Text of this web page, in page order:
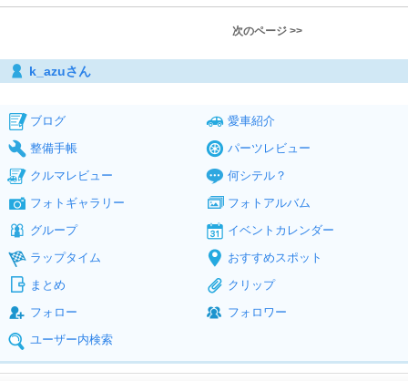
次のページ >>
k_azuさん
ブログ
愛車紹介
整備手帳
パーツレビュー
クルマレビュー
何シテル？
フォトギャラリー
フォトアルバム
グループ
イベントカレンダー
ラップタイム
おすすめスポット
まとめ
クリップ
フォロー
フォロワー
ユーザー内検索